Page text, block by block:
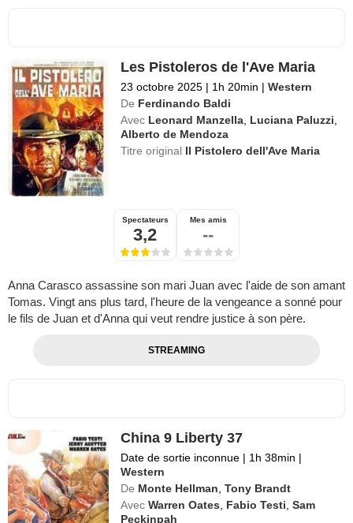
Les Pistoleros de l'Ave Maria
23 octobre 2025 | 1h 20min | Western
De Ferdinando Baldi
Avec Leonard Manzella, Luciana Paluzzi,
Alberto de Mendoza
Titre original Il Pistolero dell'Ave Maria
Spectateurs
3,2
Mes amis
--
Anna Carasco assassine son mari Juan avec l'aide de son amant
Tomas. Vingt ans plus tard, l'heure de la vengeance a sonné pour
le fils de Juan et d'Anna qui veut rendre justice à son père.
STREAMING
China 9 Liberty 37
Date de sortie inconnue | 1h 38min |
Western
De Monte Hellman,Tony Brandt
Avec Warren Oates, Fabio Testi,Sam
Peckinpah